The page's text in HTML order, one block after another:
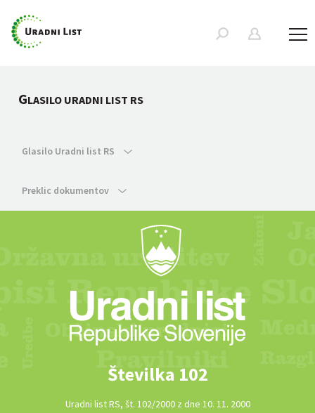
GLASILO URADNI LIST RS
Glasilo Uradni list RS
Preklic dokumentov
Številka 102
Uradni list RS, št. 102/2000 z dne 10. 11. 2000